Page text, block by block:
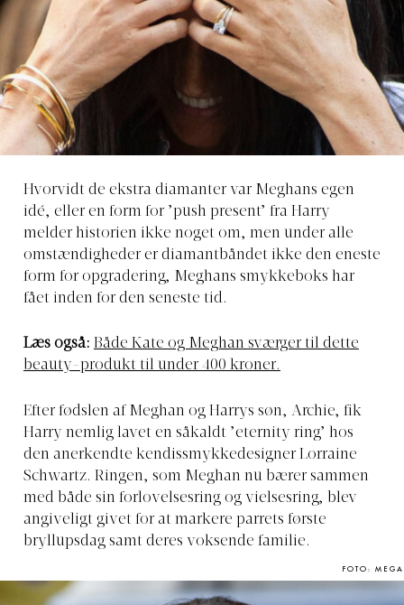
Hvorvidt de ekstra diamanter var Meghans egen
idé, eller en form for ’push present’ fra Harry
melder historien ikke noget om, men under alle
omstændigheder er diamantbåndet ikke den eneste
form for opgradering, Meghans smykkeboks har
fået inden for den seneste tid.
Læs også: Både Kate og Meghan sværger til dette
beauty-produkt til under 400 kroner.
Efter fødslen af Meghan og Harrys søn, Archie, fik
Harry nemlig lavet en såkaldt ’eternity ring’ hos
den anerkendte kendissmykkedesigner Lorraine
Schwartz. Ringen, som Meghan nu bærer sammen
med både sin forlovelsesring og vielsesring, blev
angiveligt givet for at markere parrets første
bryllupsdag samt deres voksende familie.
FOTO: MEGA